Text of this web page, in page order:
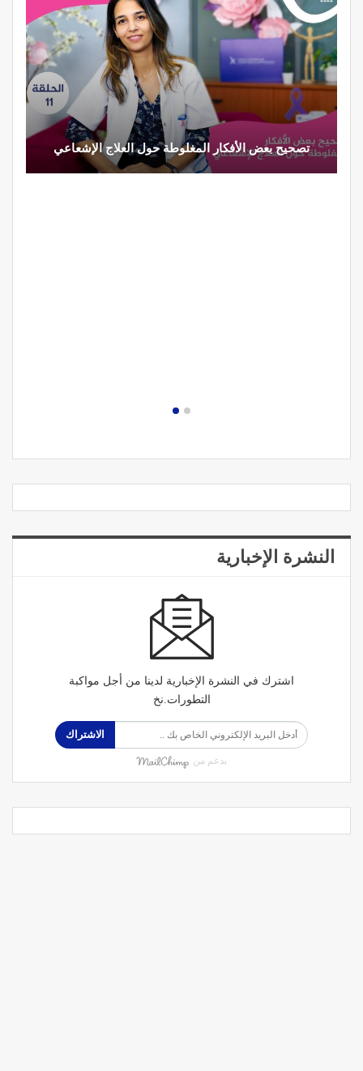
تصحيح بعض الأفكار المغلوطة حول العلاج الإشعاعي
النشرة الإخبارية
اشترك في النشرة الإخبارية لدينا من أجل مواكبة
التطورات.نخ
الاشتراك
بدعم من